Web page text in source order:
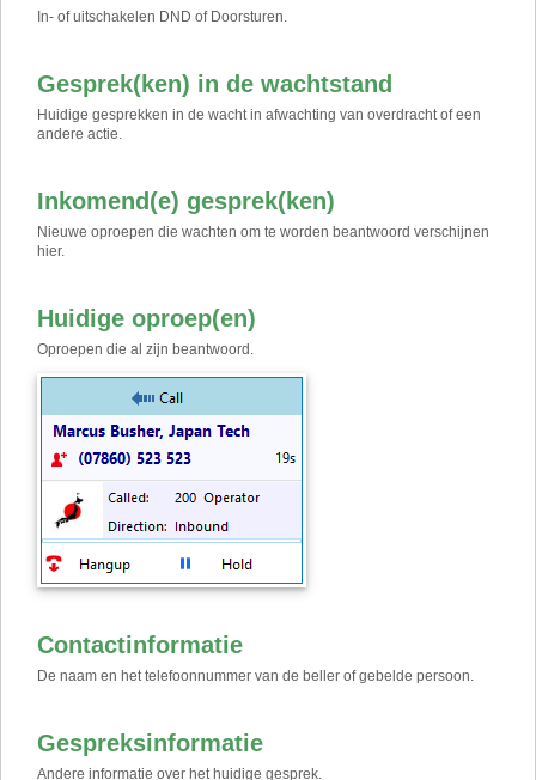
In- of uitschakelen DND of Doorsturen.
Gesprek(ken) in de wachtstand
Huidige gesprekken in de wacht in afwachting van overdracht of een
andere actie.
Inkomend(e) gesprek(ken)
Nieuwe oproepen die wachten om te worden beantwoord verschijnen
hier.
Huidige oproep(en)
Oproepen die al zijn beantwoord.
Contactinformatie
De naam en het telefoonnummer van de beller of gebelde persoon.
Gespreksinformatie
Andere informatie over het huidige gesprek.